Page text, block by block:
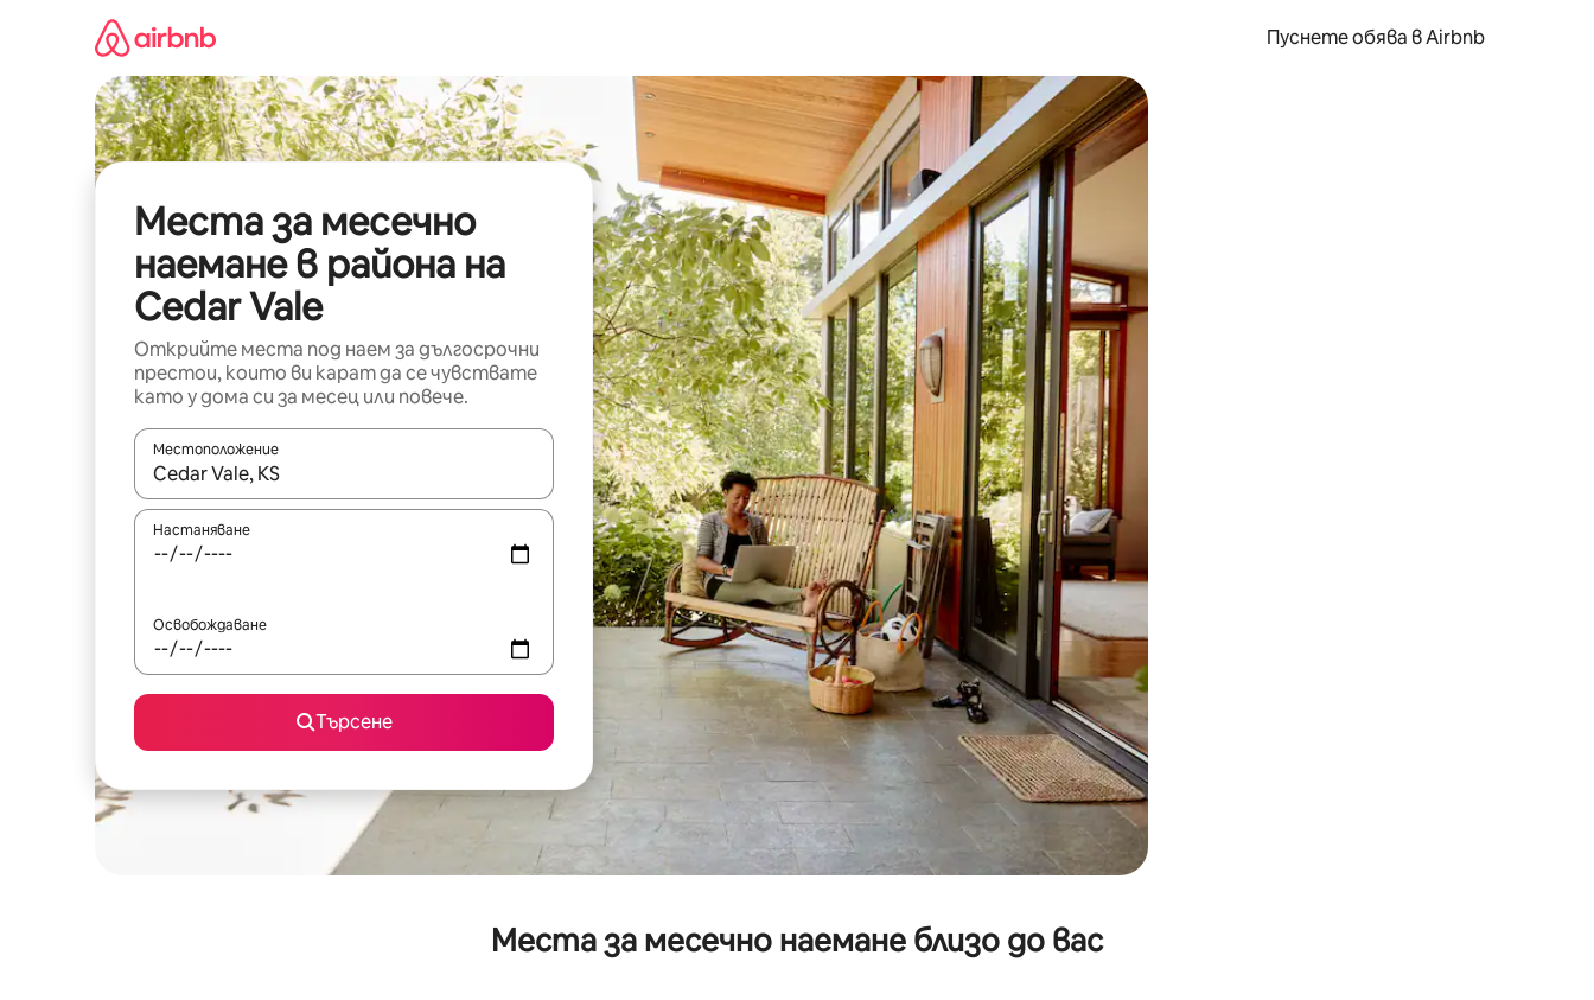
съдържанието
Пуснете обява в Airbnb
Места за месечно
наемане в района на
Cedar Vale
Открийте места под наем за дългосрочни
престои, които ви карат да се чувствате
като у дома си за месец или повече.
Местоположение
Когато резултатите се покажат, използвайте клавишите със стрелки нагоре и надолу или навигирайте с докосване или плъзгане.
Настаняване
Освобождаване
Търсене
Места за месечно наемане близо до вас